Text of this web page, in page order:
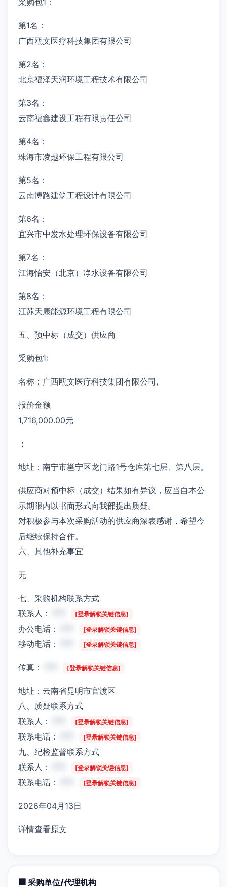
第1名：
广西瓯文医疗科技集团有限公司
第2名：
北京福泽天润环境工程技术有限公司
第3名：
云南福鑫建设工程有限责任公司
第4名：
珠海市凌越环保工程有限公司
第5名：
云南博路建筑工程设计有限公司
第6名：
宜兴市中发水处理环保设备有限公司
第7名：
江海怡安（北京）净水设备有限公司
第8名：
江苏天康能源环境工程有限公司
五、预中标（成交）供应商
采购包1:
名称：广西瓯文医疗科技集团有限公司,
报价金额
1,716,000.00元
；
地址：南宁市邕宁区龙门路1号仓库第七层、第八层。
供应商对预中标（成交）结果如有异议，应当自本公
示期限内以书面形式向我部提出质疑。
对积极参与本次采购活动的供应商深表感谢，希望今
后继续保持合作。
六、其他补充事宜
无
七、采购机构联系方式
联系人：
[登录解锁关键信息]
办公电话： [登录解锁关键信息]
移动电话： [登录解锁关键信息]
传真： [登录解锁关键信息]
地址：云南省昆明市官渡区
八、质疑联系方式
联系人：
[登录解锁关键信息]
联系电话： [登录解锁关键信息]
九、纪检监督联系方式
联系人：
[登录解锁关键信息]
联系电话： [登录解锁关键信息]
2026年04月13日
详情查看原文
🏢 采购单位/代理机构